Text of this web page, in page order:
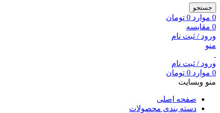
جستجو
0 موارد 0 تومان
0 مقایسه
ورود / ثبت نام
منو
ورود / ثبت نام
0 موارد 0 تومان
منو وبسایت
صفحه اصلی
دسته بندی محصولات